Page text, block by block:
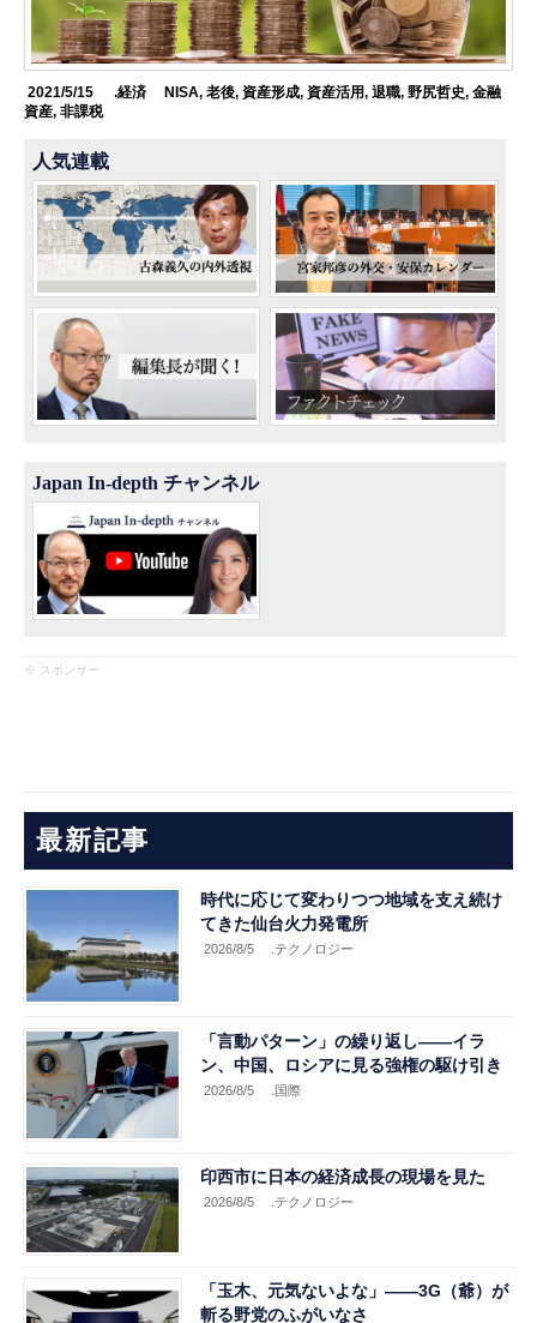
2021/5/15 .経済 NISA, 老後, 資産形成, 資産活用, 退職, 野尻哲史, 金融
資産,非課税
人気連載
Japan In-depth チャンネル
※ スポンサー
最新記事
時代に応じて変わりつつ地域を支え続け
てきた仙台火力発電所
2026/8/5 .テクノロジー
「言動パターン」の繰り返し――イラ
ン、中国、ロシアに見る強権の駆け引き
2026/8/5 .国際
印西市に日本の経済成長の現場を見た
2026/8/5 .テクノロジー
「玉木、元気ないよな」――3G（爺）が
斬る野党のふがいなさ